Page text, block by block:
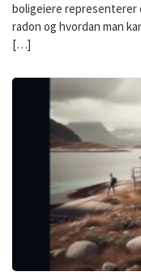
boligeiere
radon og hvordan man
[…]